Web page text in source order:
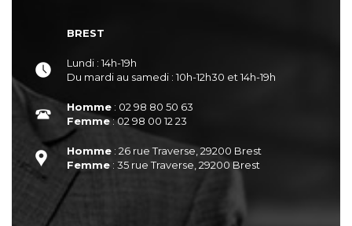
BREST
Lundi : 14h-19h
Du mardi au samedi : 10h-12h30 et 14h-19h
Homme : 02 98 80 50 63
Femme: 02 98 00 12 23
Homme : 26 rue Traverse, 29200 Brest
Femme : 35 rue Traverse, 29200 Brest